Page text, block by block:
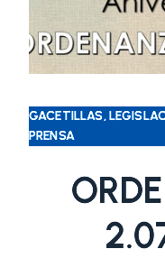
GACETILLAS,
PRENSA